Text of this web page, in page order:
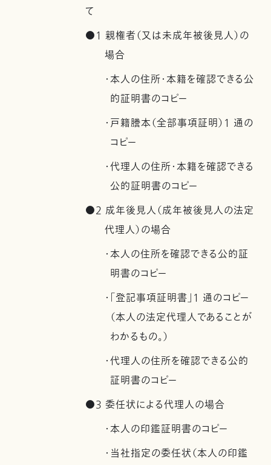
て
●1 親権者（又は未成年被後見人）の
場合
・本人の住所・本籍を確認できる公
的証明書のコピー
・戸籍謄本（全部事項証明）1 通の
コピー
・代理人の住所・本籍を確認できる
公的証明書のコピー
●2 成年後見人（成年被後見人の法定
代理人）の場合
・本人の住所を確認できる公的証
明書のコピー
・「登記事項証明書」1 通のコピー
（本人の法定代理人であることが
わかるもの。）
・代理人の住所を確認できる公的
証明書のコピー
●3 委任状による代理人の場合
・本人の印鑑証明書のコピー
・当社指定の委任状（本人の印鑑